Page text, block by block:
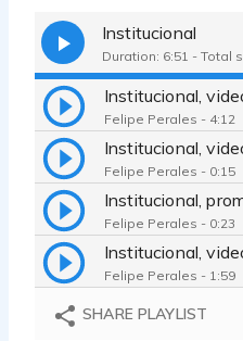
Institucional
Duration: 6:51 - Total
Institucional,
Felipe Perales - 4:12
Felipe Perales - 0:15
Felipe Perales - 0:23
Institucional,
Felipe Perales - 1:59
SHARE PLAYLIST